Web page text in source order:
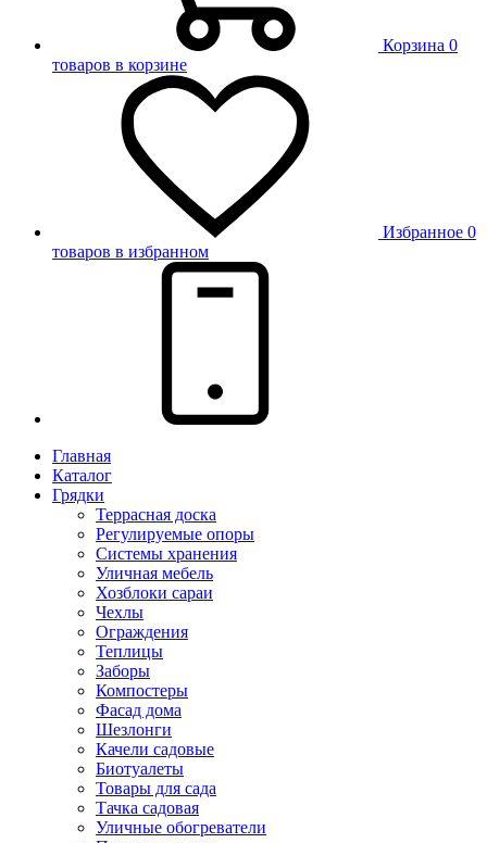
Корзина 0
товаров в корзине
Избранное 0
товаров в избранном
Главная
Каталог
Грядки
Террасная доска
Регулируемые опоры
Системы хранения
Уличная мебель
Хозблоки сараи
Чехлы
Ограждения
Теплицы
Заборы
Компостеры
Фасад дома
Шезлонги
Качели садовые
Биотуалеты
Товары для сада
Тачка садовая
Уличные обогреватели